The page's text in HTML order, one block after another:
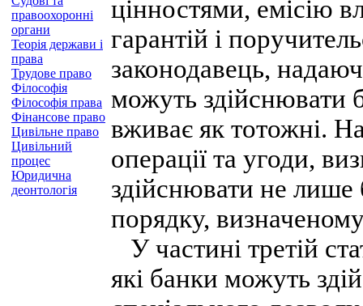
правоохоронні
органи
Теорія держави і
права
Трудове право
Філософія
Філософія права
Фінансове право
Цивільне право
Цивільний
процес
Юридична
деонтологія
цінностями, емісію
гарантій і
законодавець,
можуть здійснювати
вживає як тотожні.
операції та угоди,
здійснювати не
порядку,
У частині третій
які банки можуть